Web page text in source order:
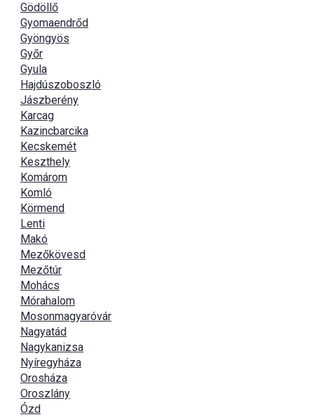
Gödöllő
Gyomaendrőd
Gyöngyös
Győr
Gyula
Hajdúszoboszló
Jászberény
Karcag
Kazincbarcika
Kecskemét
Keszthely
Komárom
Komló
Körmend
Lenti
Makó
Mezőkövesd
Mezőtúr
Mohács
Mórahalom
Mosonmagyaróvár
Nagyatád
Nagykanizsa
Nyíregyháza
Orosháza
Oroszlány
Ózd